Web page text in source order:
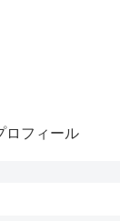
ロフィール